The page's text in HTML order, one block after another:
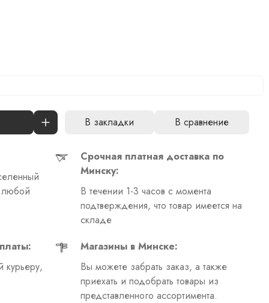
В закладки В сравнение
любой
Срочная платная доставка по
Минску:
В течении 1-3 часов с момента
подтверждения, что товар имеется на
складе
курьеру,
Магазины в Минске:
Вы можете забрать заказ, а также
приехать и подобрать товары из
представленного ассортимента.